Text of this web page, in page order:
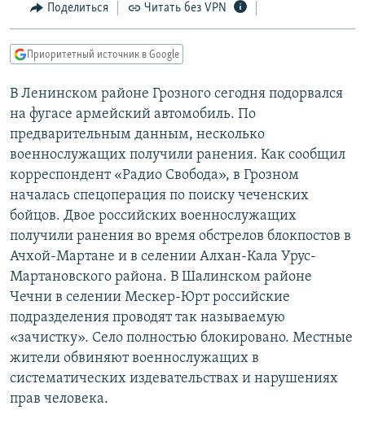
поискуСЕВЕР.РЕАЛИИ
СИБИРЬ.РЕАЛИИ
ПОДПИШИТЕСЬ НА РАССЫЛКУ
СОЦИАЛЬНЫЕ СЕТИ
Все сайты РСЕ/РС
Поделиться Читать без VPN
Приоритетный источник в Google
В Ленинском районе Грозного сегодня подорвался
на фугасе армейский автомобиль. По
предварительным данным, несколько
военнослужащих получили ранения. Как сообщил
корреспондент «Радио Свобода», в Грозном
началась спецоперация по поиску чеченских
бойцов. Двое российских военнослужащих
получили ранения во время обстрелов блокпостов в
Ачхой-Мартане и в селении Алхан-Кала Урус-
Мартановского района. В Шалинском районе
Чечни в селении Мескер-Юрт российские
подразделения проводят так называемую
«зачистку». Село полностью блокировано. Местные
жители обвиняют военнослужащих в
систематических издевательствах и нарушениях
прав человека.